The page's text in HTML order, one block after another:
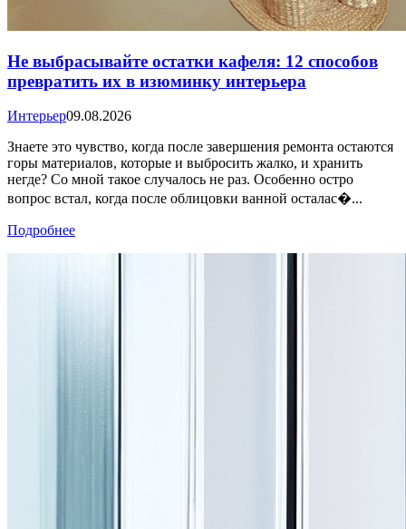
Не выбрасывайте остатки кафеля: 12 способов
превратить их в изюминку интерьера
Интерьер09.08.2026
Знаете это чувство, когда после завершения ремонта остаются
горы материалов, которые и выбросить жалко, и хранить
негде? Со мной такое случалось не раз. Особенно остро
вопрос встал, когда после облицовки ванной осталас�...
Подробнее